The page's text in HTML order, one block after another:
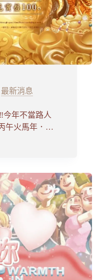
最新消息
今年不當路人
午火馬年．…